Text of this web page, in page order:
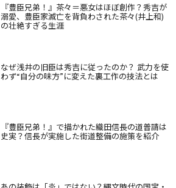
『豊臣兄弟！』茶々＝悪女はほぼ創作？秀吉が
溺愛、豊臣家滅亡を背負わされた茶々(井上和)
の壮絶すぎる生涯
なぜ浅井の旧臣は秀吉に従ったのか？ 武力を使
わず“自分の味方”に変えた裏工作の技法とは
『豊臣兄弟！』で描かれた織田信長の道普請は
史実？信長が実施した街道整備の施策を紹介